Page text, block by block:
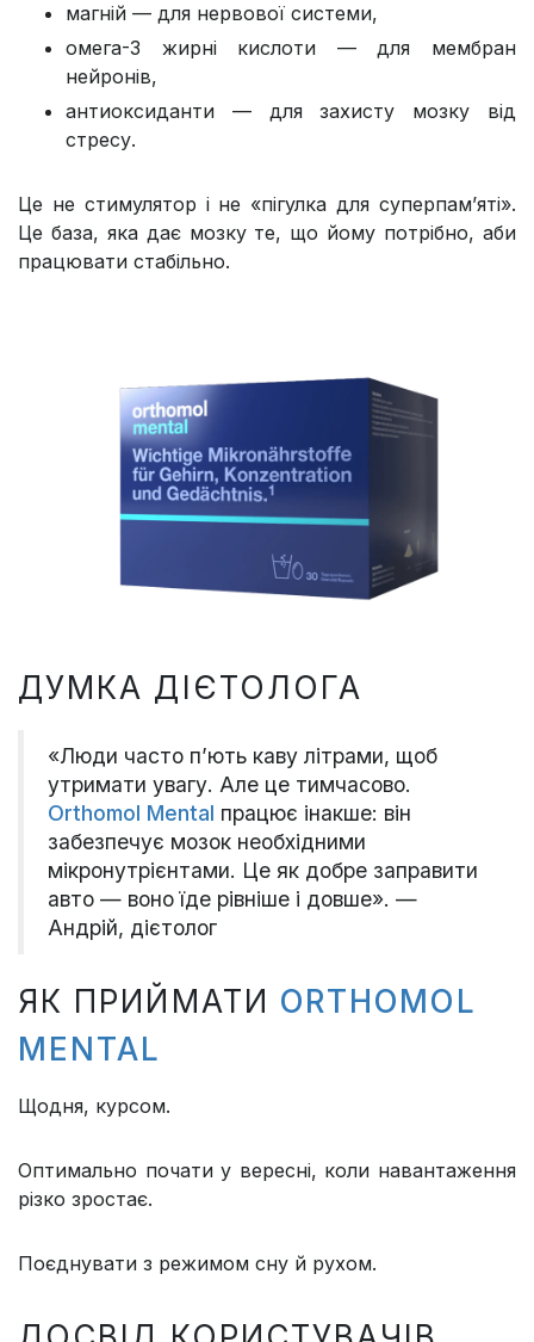
магній — для нервової системи,
омега-3 жирні кислоти — для мембран
нейронів,
антиоксиданти — для захисту мозку від
стресу.
Це не стимулятор і не «пігулка для суперпам’яті».
Це база, яка дає мозку те, що йому потрібно, аби
працювати стабільно.
ДУМКА ДІЄТОЛОГА
«Люди часто п’ють каву літрами, щоб
утримати увагу. Але це тимчасово.
Orthomol Mental працює інакше: він
забезпечує мозок необхідними
мікронутрієнтами. Це як добре заправити
авто — воно їде рівніше і довше». —
Андрій, дієтолог
ЯК ПРИЙМАТИ ORTHOMOL
MENTAL
Щодня, курсом.
Оптимально почати у вересні, коли навантаження
різко зростає.
Поєднувати з режимом сну й рухом.